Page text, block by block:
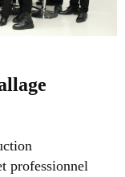
professionnel